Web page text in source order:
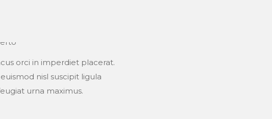
orci in imperdiet placerat.
nisl suscipit ligula
urna maximus.